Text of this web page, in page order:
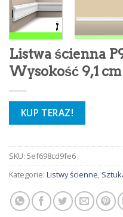
Listwa ścienna
Wysokość 9,1 cm
KUP TERAZ!
SKU: 5ef698cd9fe6
Kategorie: Listwy ścienne,